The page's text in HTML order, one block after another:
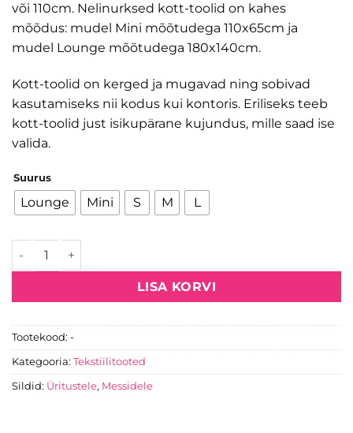
või 110cm. Nelinurksed kott-toolid on kahes
mõõdus: mudel Mini mõõtudega 110x65cm ja
mudel Lounge mõõtudega 180x140cm.
Kott-toolid on kerged ja mugavad ning sobivad
kasutamiseks nii kodus kui kontoris. Eriliseks teeb
kott-toolid just isikupärane kujundus, mille saad ise
valida.
Suurus
Lounge Mini S M L
LISA KORVI
Tootekood: -
Kategooria: Tekstiilitooted
Sildid: Üritustele, Messidele